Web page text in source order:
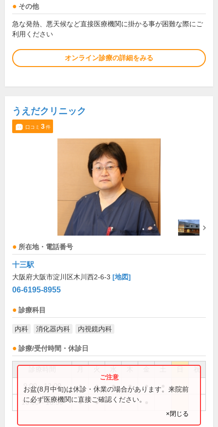
その他
急な発熱、悪天候など直接医療機関に掛かる事が困難な際にご
利用ください
オンライン診療の詳細をみる
うえだクリニック
口コミ 3件
所在地・電話番号
十三駅
大阪府大阪市淀川区木川西2-6-3 [地図]
06-6195-8955
診療科目
内科 消化器内科 内視鏡内科
診療/受付時間・休診日
祝
9:00～12:00 ● ● ● ● ●
16:00～18:30 ● ●
お盆(8月中旬)は休診・休業の場合があります。来院前
に必ず医療機関に直接ご確認ください。
×閉じる